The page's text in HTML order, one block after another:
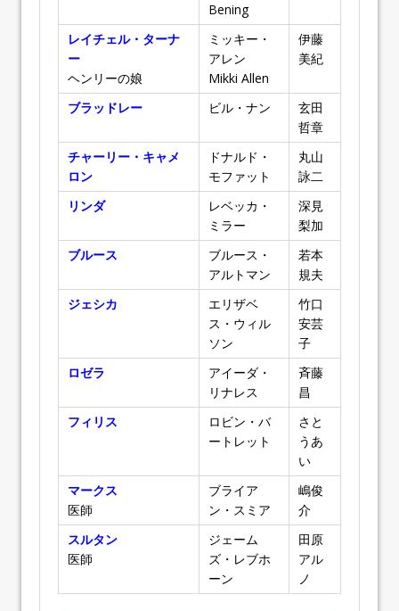
Bening
レイチェル・ターナ
ー
ヘンリーの娘
ミッキー・
アレン
Mikki Allen
伊藤
美紀
ブラッドレー ビル・ナン
玄田
哲章
チャーリー・キャメ
ロン
ドナルド・
モファット
丸山
詠二
リンダ
レベッカ・
ミラー
深見
梨加
ブルース
ブルース・
アルトマン
若本
規夫
ジェシカ
エリザベ
ス・ウィル
ソン
竹口
安芸
子
ロゼラ
アイーダ・
リナレス
斉藤
昌
フィリス
ロビン・バ
ートレット
さと
うあ
い
マークス
医師
ブライア
ン・スミア
嶋俊
介
スルタン
医師
ジェーム
ズ・レブホ
ーン
田原
アル
ノ